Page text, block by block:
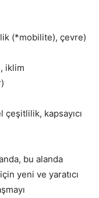
(*mobilite), çevre)
iklim
çeşitlilik, kapsayıcı
bu alanda
yeni ve yaratıcı